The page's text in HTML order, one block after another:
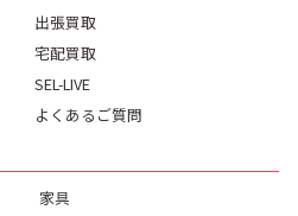
出張買取
宅配買取
SEL-LIVE
よくあるご質問
家具